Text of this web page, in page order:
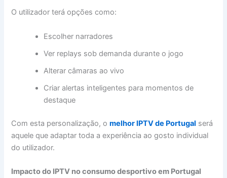
O utilizador terá opções como:
Escolher narradores
Ver replays sob demanda durante o jogo
Alterar câmaras ao vivo
Criar alertas inteligentes para momentos de
destaque
Com esta personalização, omelhor IPTV de Portugal será
aquele que adaptar toda a experiência ao gosto individual
do utilizador.
Impacto do IPTV no consumo desportivo em Portugal